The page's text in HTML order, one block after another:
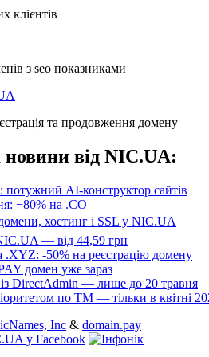
клієнтів
з seo показниками
та продовження домену
новини від NIC.UA:
AI-конструктор сайтів
−80% на .CO
хостинг і SSL у NIC.UA
— від 44,59 грн
-50% на реєстрацію домену
домен уже зараз
із DirectAdmin — лише до 20 травня
по ТМ — тільки в квітні
Inc & domain.pay